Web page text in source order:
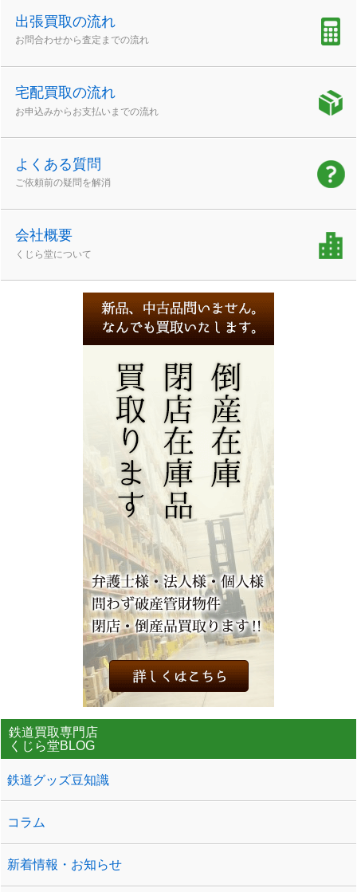
出張買取の流れ
お問合わせから査定までの流れ
宅配買取の流れ
お申込みからお支払いまでの流れ
よくある質問
ご依頼前の疑問を解消
会社概要
くじら堂について
鉄道買取専門店
くじら堂BLOG
鉄道グッズ豆知識
コラム
新着情報・お知らせ